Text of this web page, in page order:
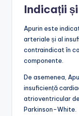
Indicații
Apurin este
arteriale și al
contraindicat în
componente.
De asemenea,
insuficiență
atrioventricular
Parkinson-White.